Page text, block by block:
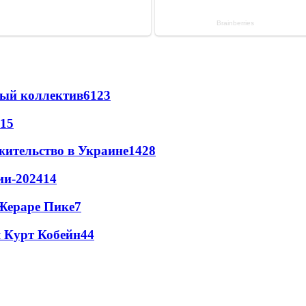
коллектив6123
15
в Украине1428
202414
Пике7
Курт Кобейн44